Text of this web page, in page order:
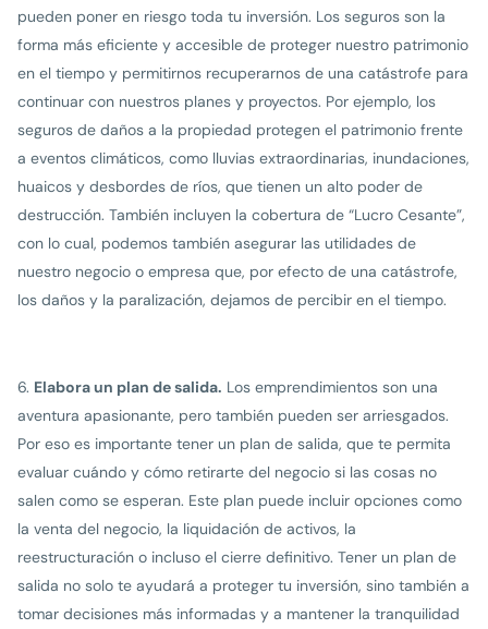
pueden poner en riesgo toda tu inversión. Los seguros son la
forma más eficiente y accesible de proteger nuestro patrimonio
en el tiempo y permitirnos recuperarnos de una catástrofe para
continuar con nuestros planes y proyectos. Por ejemplo, los
seguros de daños a la propiedad protegen el patrimonio frente
a eventos climáticos, como lluvias extraordinarias, inundaciones,
huaicos y desbordes de ríos, que tienen un alto poder de
destrucción. También incluyen la cobertura de “Lucro Cesante”,
con lo cual, podemos también asegurar las utilidades de
nuestro negocio o empresa que, por efecto de una catástrofe,
los daños y la paralización, dejamos de percibir en el tiempo.
Elabora un plan de salida. Los emprendimientos son una
aventura apasionante, pero también pueden ser arriesgados.
Por eso es importante tener un plan de salida, que te permita
evaluar cuándo y cómo retirarte del negocio si las cosas no
salen como se esperan. Este plan puede incluir opciones como
la venta del negocio, la liquidación de activos, la
reestructuración o incluso el cierre definitivo. Tener un plan de
salida no solo te ayudará a proteger tu inversión, sino también a
tomar decisiones más informadas y a mantener la tranquilidad